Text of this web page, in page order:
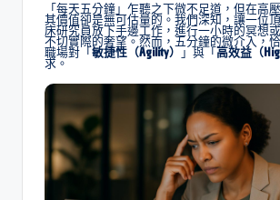
「每天五分鐘」乍聽之下微不足道，但在高
其價值卻是無可估量的。我們深知，讓一位
床研究員放下手邊工作，進行一小時的冥想
不切實際的奢望。然而，五分鐘的微介入，
職場對「敏捷性（Agility） 」與「高效益（
求。